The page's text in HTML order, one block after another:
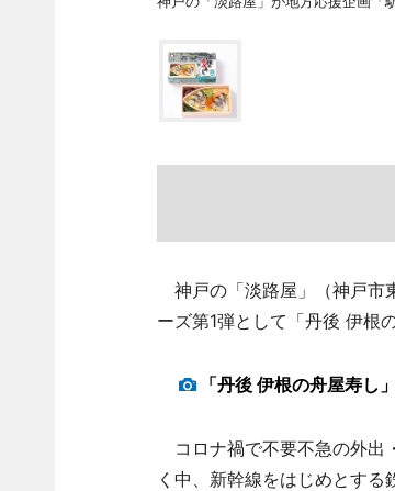
神戸の「淡路屋」（神戸市
ーズ第1弾として「丹後 伊根
「丹後 伊根の舟屋寿し」
コロナ禍で不要不急の外出
く中、新幹線をはじめとす